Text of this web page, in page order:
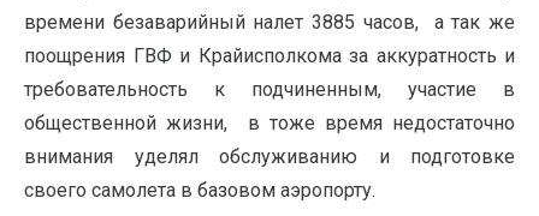
времени безаварийный налет 3885 часов, а так же
поощрения ГВФ и Крайисполкома за аккуратность и
требовательность к подчиненным, участие в
общественной жизни, в тоже время недостаточно
внимания уделял обслуживанию и подготовке
своего самолета в базовом аэропорту.